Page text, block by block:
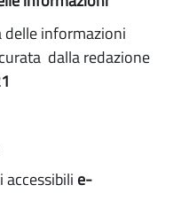
informazioni
dalla redazione
accessibili e-